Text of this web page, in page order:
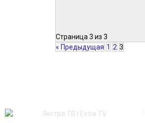
Страница 3 из 3
« Предыдущая 1 2 3